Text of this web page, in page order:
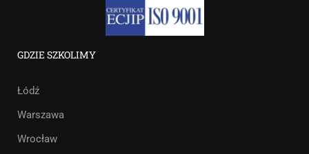
GDZIE SZKOLIMY
Łódź
Warszawa
Wrocław